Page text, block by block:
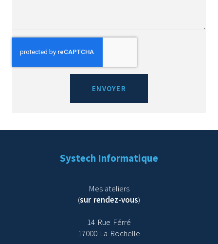
ENVOYER
Systech Informatique
Mes ateliers
(sur rendez-vous)
14 Rue Férré
17000 La Rochelle